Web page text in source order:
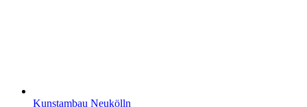
Kunstambau Neukölln